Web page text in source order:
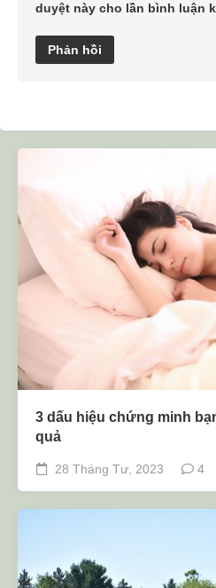
duyệt này cho lần bình luận
3 dấu hiệu chứng minh
quả
28 Tháng Tư, 2023 4